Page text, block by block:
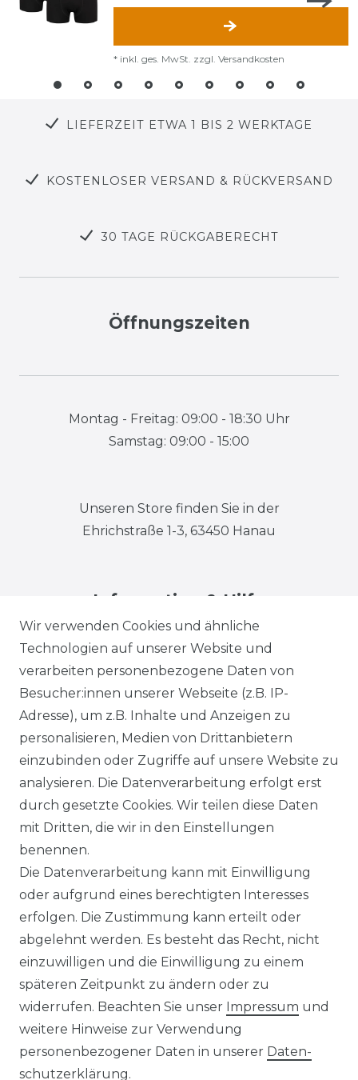
* inkl. ges. MwSt. zzgl. Versandkosten
Wir verwenden Cookies und ähnliche
Technologien auf unserer Website und
verarbeiten personenbezogene Daten von
Besucher:innen unserer Webseite (z.B. IP-
Adresse), um z.B. Inhalte und Anzeigen zu
personalisieren, Medien von Drittanbietern
einzubinden oder Zugriffe auf unsere Website zu
analysieren. Die Datenverarbeitung erfolgt erst
durch gesetzte Cookies. Wir teilen diese Daten
mit Dritten, die wir in den Einstellungen
benennen.
Die Datenverarbeitung kann mit Einwilligung
oder aufgrund eines berechtigten Interesses
erfolgen. Die Zustimmung kann erteilt oder
abgelehnt werden. Es besteht das Recht, nicht
einzuwilligen und die Einwilligung zu einem
späteren Zeitpunkt zu ändern oder zu
widerrufen. Beachten Sie unser Impressum und
weitere Hinweise zur Verwendung
personenbezogener Daten in unserer Daten­
schutz­erklärung.
LIEFERZEIT ETWA 1 BIS 2 WERKTAGE
KOSTENLOSER VERSAND & RÜCKVERSAND
30 TAGE RÜCKGABERECHT
Öffnungszeiten
Montag - Freitag: 09:00 - 18:30 Uhr
Samstag: 09:00 - 15:00
Unseren Store finden Sie in der
Ehrichstraße 1-3, 63450 Hanau
Information & Hilfe
Impressum Daten­schutz­erklärung
AGB Barrierefreiheitserklärung
Widerrufs­recht
VERTRAG WIDERRUFEN Kontakt